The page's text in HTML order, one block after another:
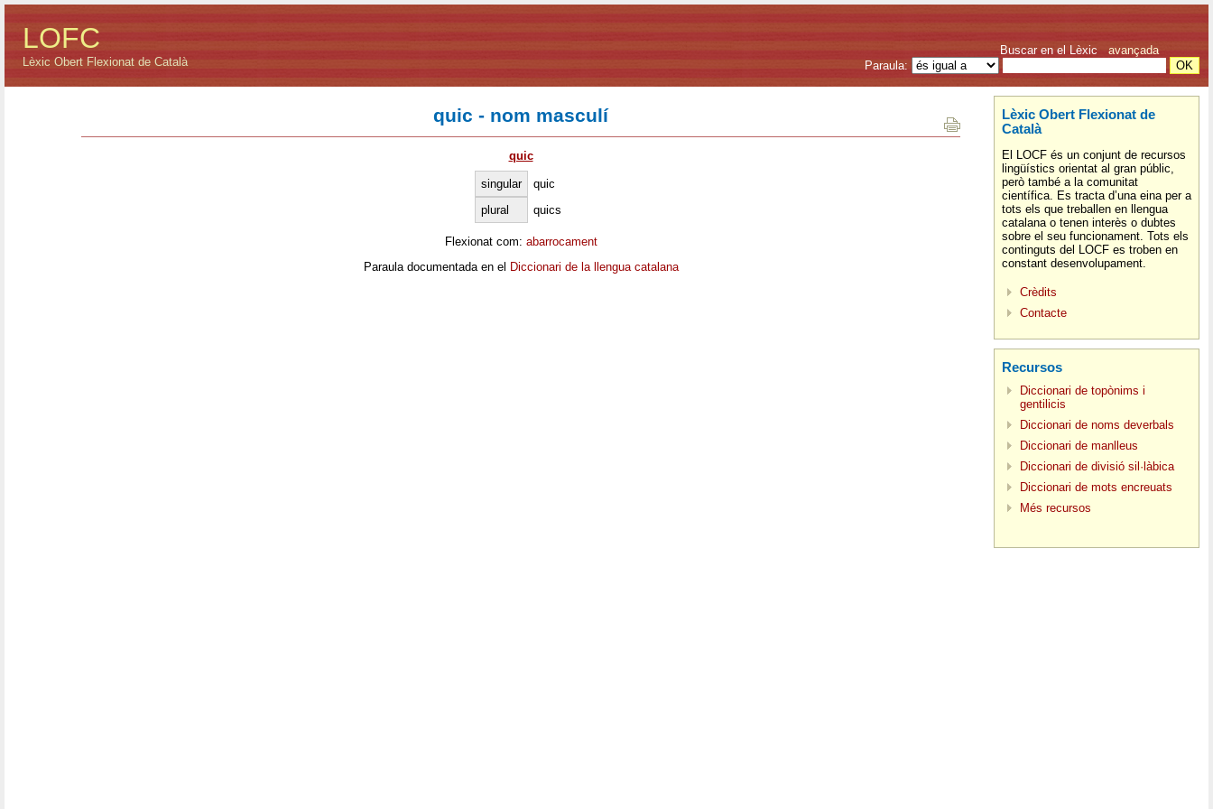
LOFC
Lèxic Obert Flexionat de Català
Buscar en el Lèxic avançada
Paraula:
quic - nom masculí
quic
singular
quic
plural
quics
Flexionat com: abarrocament
Paraula documentada en el Diccionari de la llengua catalana
Lèxic Obert Flexionat de
Català
El LOCF és un conjunt de recursos
lingüístics orientat al gran públic,
però també a la comunitat
científica. Es tracta d’una eina per a
tots els que treballen en llengua
catalana o tenen interès o dubtes
sobre el seu funcionament. Tots els
continguts del LOCF es troben en
constant desenvolupament.
Crèdits
Contacte
Recursos
Diccionari de topònims i
gentilicis
Diccionari de noms deverbals
Diccionari de manlleus
Diccionari de divisió sil·làbica
Diccionari de mots encreuats
Més recursos